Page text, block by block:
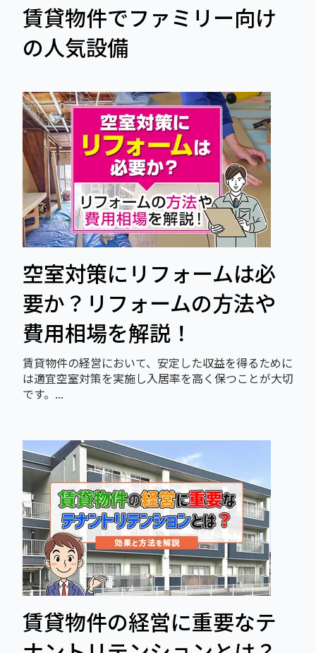
賃貸物件でファミリー向け
の人気設備
空室対策にリフォームは必
要か？リフォームの方法や
費用相場を解説！
賃貸物件の経営において、安定した収益を得るために
は適宜空室対策を実施し入居率を高く保つことが大切
です。...
賃貸物件の経営に重要なテ